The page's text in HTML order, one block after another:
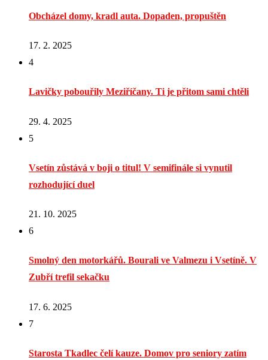
Obcházel domy, kradl auta. Dopaden, propuštěn
17. 2. 2025
4
Lavičky pobouřily Meziříčany. Ti je přitom sami chtěli
29. 4. 2025
5
Vsetín zůstává v boji o titul! V semifinále si vynutil
rozhodující duel
21. 10. 2025
6
Smolný den motorkářů. Bourali ve Valmezu i Vsetíně. V
Zubří trefil sekačku
17. 6. 2025
7
Starosta Tkadlec čelí kauze. Domov pro seniory zatím